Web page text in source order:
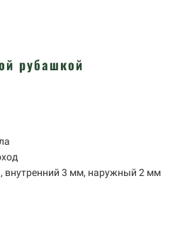
рубашкой
внутренний 3 мм, наружный 2 мм